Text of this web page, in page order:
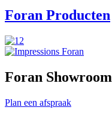
Foran Producten
Foran Showroom
Plan een afspraak